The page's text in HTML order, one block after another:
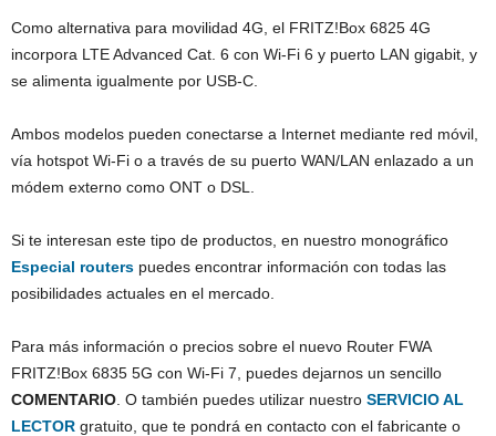
Como alternativa para movilidad 4G, el FRITZ!Box 6825 4G
incorpora LTE Advanced Cat. 6 con Wi‑Fi 6 y puerto LAN gigabit, y
se alimenta igualmente por USB‑C.
Ambos modelos pueden conectarse a Internet mediante red móvil,
vía hotspot Wi‑Fi o a través de su puerto WAN/LAN enlazado a un
módem externo como ONT o DSL.
Si te interesan este tipo de productos, en nuestro monográfico
Especial routers puedes encontrar información con todas las
posibilidades actuales en el mercado.
Para más información o precios sobre el nuevo Router FWA
FRITZ!Box 6835 5G con Wi‑Fi 7, puedes dejarnos un sencillo
COMENTARIO . O también puedes utilizar nuestro SERVICIO AL
LECTOR gratuito, que te pondrá en contacto con el fabricante o